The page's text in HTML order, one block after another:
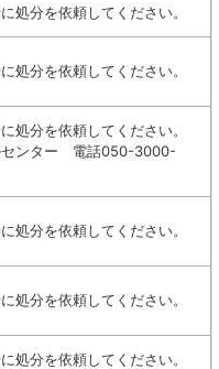
処分を依頼してください。
処分を依頼してください。
処分を依頼してください。
センター 電話050-3000-
処分を依頼してください。
処分を依頼してください。
処分を依頼してください。